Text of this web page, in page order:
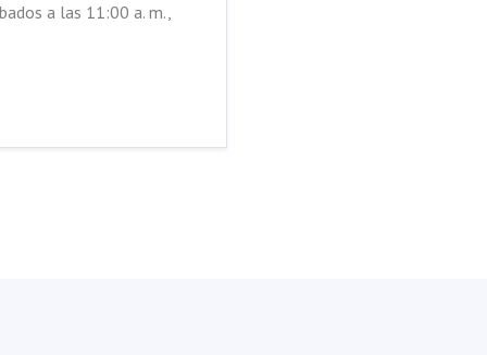
a las 11:00 a. m.,